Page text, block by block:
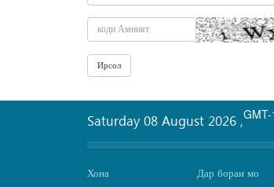
Saturday 08 August 2026 ,
Хона
Дар бораи мо